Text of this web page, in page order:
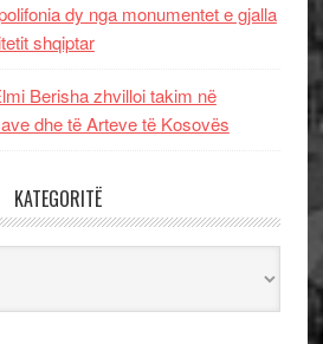
dy nga monumentet e gjalla
shqiptar
Berisha zhvilloi takim në
dhe të Arteve të Kosovës
KATEGORITË